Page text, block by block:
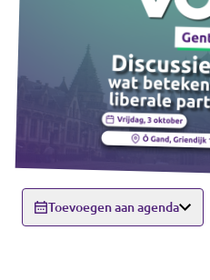
Toevoegen aan agenda